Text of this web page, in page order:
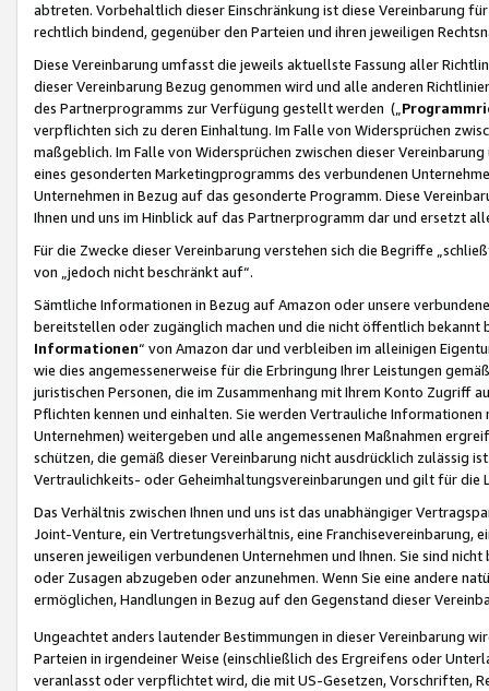
abtreten. Vorbehaltlich dieser Einschränkung ist diese Vereinbarung
rechtlich bindend, gegenüber den Parteien und ihren jeweiligen
Diese Vereinbarung umfasst die jeweils aktuellste Fassung aller
dieser Vereinbarung Bezug genommen wird und alle anderen
des Partnerprogramms zur Verfügung gestellt werden („
verpflichten sich zu deren Einhaltung. Im Falle von Widersprüchen
maßgeblich. Im Falle von Widersprüchen zwischen dieser
eines gesonderten Marketingprogramms des verbundenen
Unternehmen in Bezug auf das gesonderte Programm. Diese
Ihnen und uns im Hinblick auf das Partnerprogramm dar und ersetzt
Für die Zwecke dieser Vereinbarung verstehen sich die Begriffe
von „jedoch nicht beschränkt auf“.
Sämtliche Informationen in Bezug auf Amazon oder unsere
bereitstellen oder zugänglich machen und die nicht öffentlich
Informationen“ von Amazon dar und verbleiben im alleinigen
wie dies angemessenerweise für die Erbringung Ihrer Leistungen
juristischen Personen, die im Zusammenhang mit Ihrem Konto
Pflichten kennen und einhalten. Sie werden Vertrauliche
Unternehmen) weitergeben und alle angemessenen Maßnahmen
schützen, die gemäß dieser Vereinbarung nicht ausdrücklich zulässig
Vertraulichkeits- oder Geheimhaltungsvereinbarungen und gilt für die
Das Verhältnis zwischen Ihnen und uns ist das unabhängiger
Joint-Venture, ein Vertretungsverhältnis, eine Franchisevereinbarung,
unseren jeweiligen verbundenen Unternehmen und Ihnen. Sie sind
oder Zusagen abzugeben oder anzunehmen. Wenn Sie eine andere
ermöglichen, Handlungen in Bezug auf den Gegenstand dieser
Ungeachtet anders lautender Bestimmungen in dieser Vereinbarung
Parteien in irgendeiner Weise (einschließlich des Ergreifens oder
veranlasst oder verpflichtet wird, die mit US-Gesetzen, Vorschriften,